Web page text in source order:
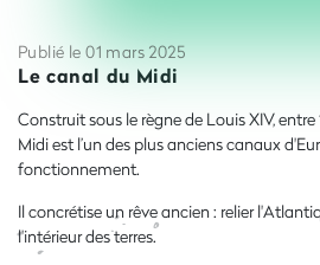
Publié le 01 mars 2025
Le canal du Midi
Construit sous le règne de Louis XIV, entre
Midi est l’un des plus anciens canaux
fonctionnement.
Il concrétise un rêve ancien : relier
l'intérieur des terres.